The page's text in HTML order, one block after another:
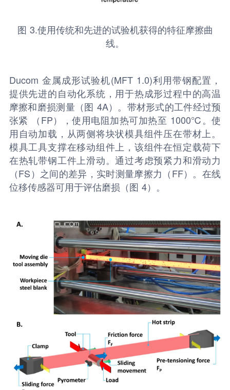
图 3.使用传统和先进的试验机获得的特征摩擦曲
线。
Ducom 金属成形试验机(MFT 1.0)利用带钢配置，
提供先进的自动化系统，用于热成形过程中的高温
摩擦和磨损测量（图 4A）。带材形式的工件经过预
张紧 （FP），使用电阻加热可加热至 1000℃。使
用自动加载，从两侧将块状模具组件压在带材上。
模具工具支撑在移动组件上，该组件在恒定载荷下
在热轧带钢工件上滑动。通过考虑预紧力和滑动力
（FS）之间的差异，实时测量摩擦力（FF）。在线
位移传感器可用于评估磨损（图 4）。